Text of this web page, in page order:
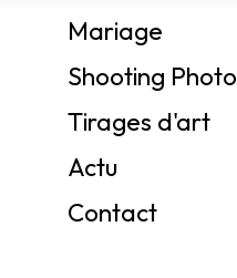
Mariage
Shooting Photo
Tirages d'art
Actu
Contact